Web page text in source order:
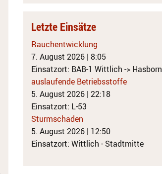
Letzte Einsätze
Rauchentwicklung
7. August 2026 | 8:05
Einsatzort: BAB-1 Wittlich -> Hasborn
auslaufende Betriebsstoffe
5. August 2026 | 22:18
Einsatzort: L-53
Sturmschaden
5. August 2026 | 12:50
Einsatzort: Wittlich - Stadtmitte